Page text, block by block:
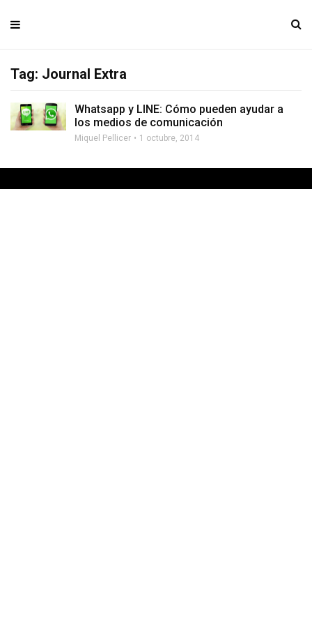
Tag: Journal Extra
Whatsapp y LINE: Cómo pueden ayudar a
los medios de comunicación
Miquel Pellicer 1 octubre, 2014